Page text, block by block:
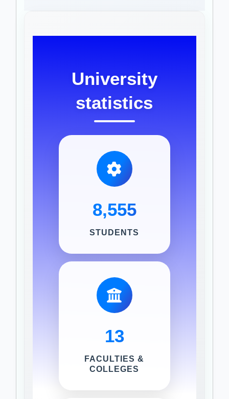
University
statistics
8,555
STUDENTS
13
FACULTIES &
COLLEGES